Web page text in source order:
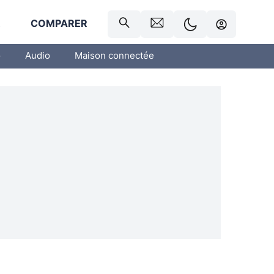
COMPARER
Audio Maison connectée